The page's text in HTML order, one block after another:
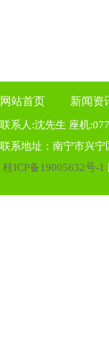
网站首页 新闻资
联系人:沈先生 座机
联系地址：南宁市兴
桂ICP备19005632号-1